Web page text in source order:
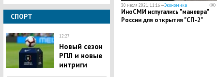
СПОРТ
12:27
Новый сезон
РПЛ и новые
интриги
30 июля 2021, 11:16 —Экономика
ИноСМИ испугались "маневра"
России для открытия "СП-2"